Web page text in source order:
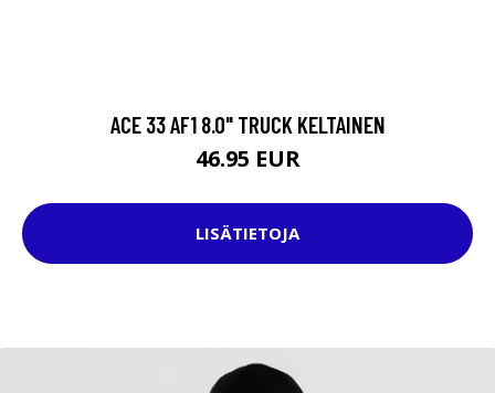
ACE 33 AF1 8.0" TRUCK KELTAINEN
46.95 EUR
LISÄTIETOJA